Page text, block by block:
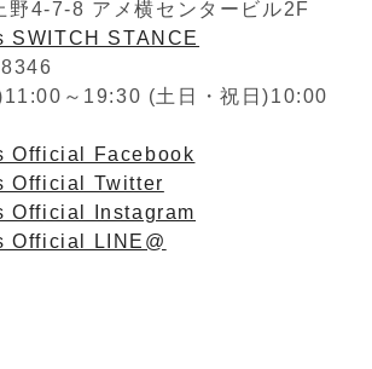
野4-7-8 アメ横センタービル2F
SWITCH STANCE
～19:30 (土日・祝日)10:00
Official Facebook
Official Twitter
Official Instagram
Official LINE@